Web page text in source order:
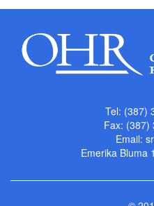
Tel: (387)
Fax: (387)
Email:
Emerika Bluma